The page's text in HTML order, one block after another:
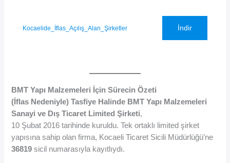
Kocaelide_İflas_Açılış_Alan_Şirketler İndir
BMT Yapı Malzemeleri İçin Sürecin Özeti
(İflas Nedeniyle) Tasfiye Halinde BMT Yapı Malzemeleri
Sanayi ve Dış Ticaret Limited Şirketi,
10 Şubat 2016 tarihinde kuruldu. Tek ortaklı limited şirket
yapısına sahip olan firma, Kocaeli Ticaret Sicili Müdürlüğü’ne
36819 sicil numarasıyla kayıtlıydı.